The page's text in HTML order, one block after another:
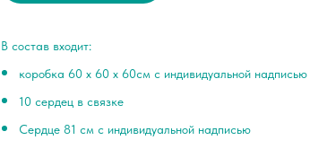
В состав входит:
коробка 60 х 60 х 60см с индивидуальной надписью
10 сердец в связке
Сердце 81 см с индивидуальной надписью